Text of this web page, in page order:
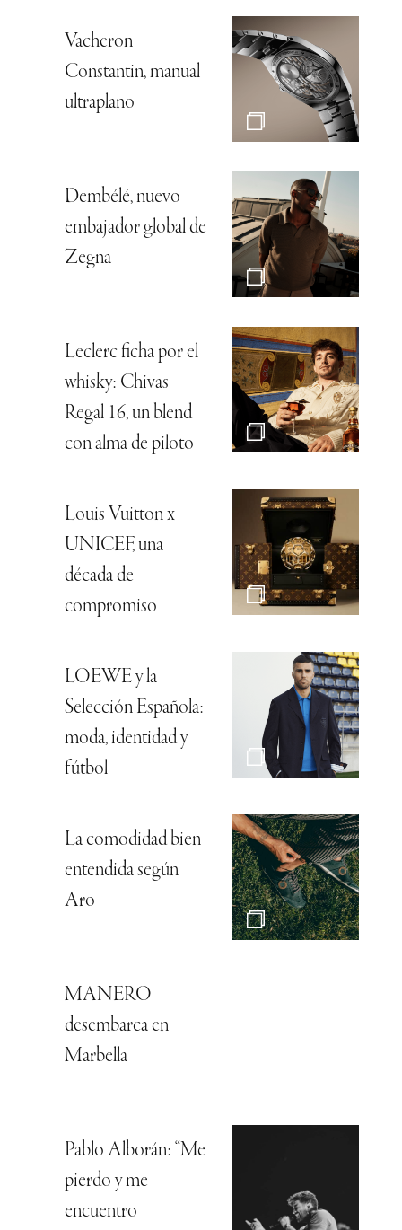
Vacheron
Constantin, manual
ultraplano
Dembélé, nuevo
embajador global de
Zegna
Leclerc ficha por el
whisky: Chivas
Regal 16, un blend
con alma de piloto
Louis Vuitton x
UNICEF, una
década de
compromiso
LOEWE y la
Selección Española:
moda, identidad y
fútbol
La comodidad bien
entendida según
Aro
MANERO
desembarca en
Marbella
Pablo Alborán: “Me
pierdo y me
encuentro